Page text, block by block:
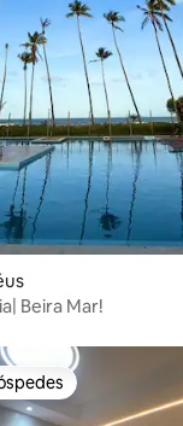
Beira Mar!
preferidos dos